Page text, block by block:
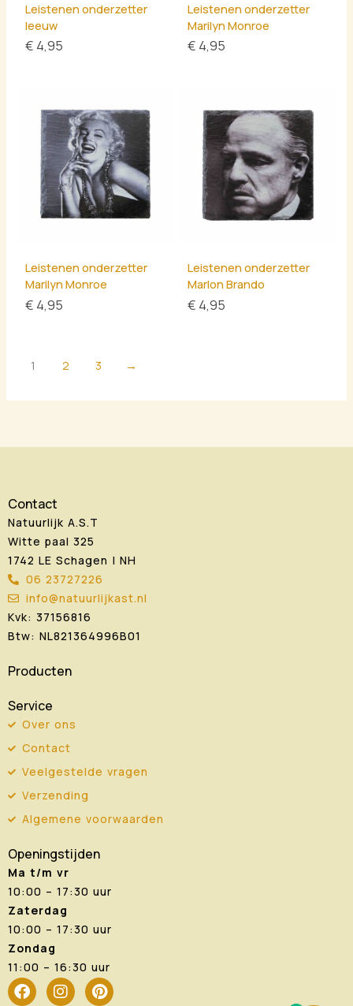
Leistenen onderzetter
leeuw
€ 4,95
Leistenen onderzetter
Marilyn Monroe
€ 4,95
Leistenen onderzetter
Marilyn Monroe
€ 4,95
Leistenen onderzetter
Marlon Brando
€ 4,95
1 2 3 →
Contact
Natuurlijk A.S.T
Witte paal 325
1742 LE Schagen | NH
06 23727226
info@natuurlijkast.nl
Kvk: 37156816
Btw: NL821364996B01
Producten
Service
Over ons
Contact
Veelgestelde vragen
Verzending
Algemene voorwaarden
Openingstijden
Ma t/m vr
10:00 – 17:30 uur
Zaterdag
10:00 – 17:30 uur
Zondag
11:00 – 16:30 uur
F
a
I
n
P
i